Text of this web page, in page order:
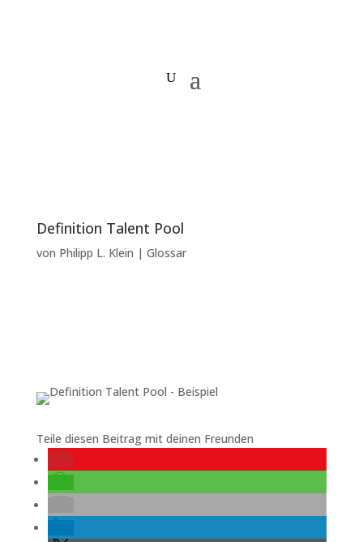
Definition Talent Pool
von Philipp L. Klein | Glossar
Teile diesen Beitrag mit deinen Freunden